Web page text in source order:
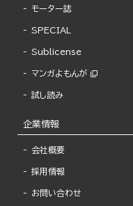
モーター誌
SPECIAL
Sublicense
マンガよもんが
試し読み
企業情報
会社概要
採用情報
お問い合わせ